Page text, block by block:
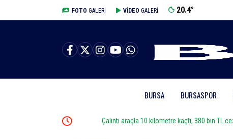
FOTO GALERİ VİDEO GALERİ 20.4°
BURSA BURSASPOR
Çalıntı araçla 10 kilometre kaçtı, 380 bin TL ceza yedi